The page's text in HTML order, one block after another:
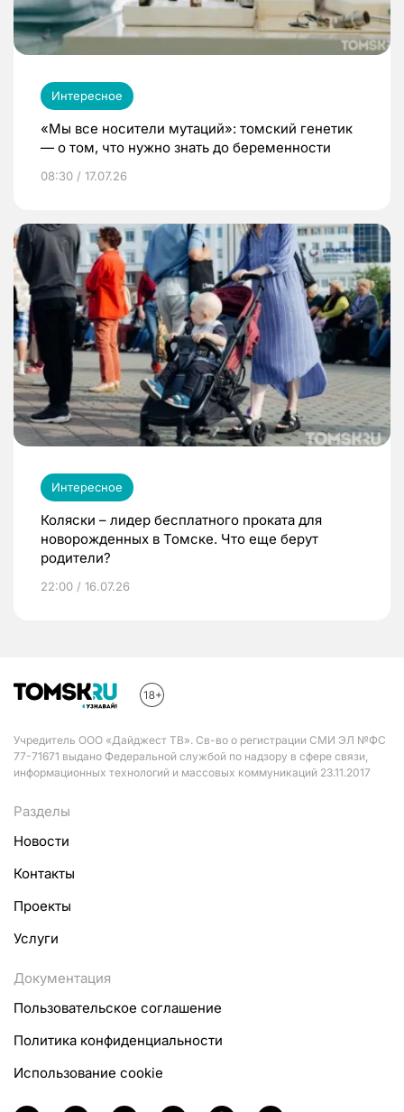
Интересное
«Мы все носители мутаций»: томский генетик
— о том, что нужно знать до беременности
08:30 / 17.07.26
Интересное
Коляски – лидер бесплатного проката для
новорожденных в Томске. Что еще берут
родители?
22:00 / 16.07.26
Учредитель ООО «Дайджест ТВ». Св-во о регистрации СМИ ЭЛ №ФС
77-71671 выдано Федеральной службой по надзору в сфере связи,
информационных технологий и массовых коммуникаций 23.11.2017
Разделы
Новости
Контакты
Проекты
Услуги
Документация
Пользовательское соглашение
Политика конфиденциальности
Использование cookie